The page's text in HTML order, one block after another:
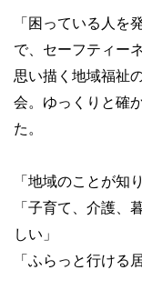
「困っている人を
で、セーフティー
思い描く地域福祉
会。ゆっくりと確
た。
「地域のことが知
「子育て、介護、
しい」
「ふらっと行ける